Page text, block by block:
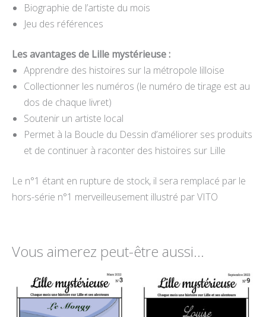
Biographie de l’artiste du mois
Jeu des références
Les avantages de Lille mystérieuse :
Apprendre des histoires sur la métropole lilloise
Collectionner les numéros (le numéro de tirage est au
dos de chaque livret)
Soutenir un artiste local
Permet à la Boucle du Dessin d’améliorer ses produits
et de continuer à raconter des histoires sur Lille
Le n°1 étant en rupture de stock, il sera remplacé par le
hors-série n°1 merveilleusement illustré par VITO
Vous aimerez peut-être aussi…